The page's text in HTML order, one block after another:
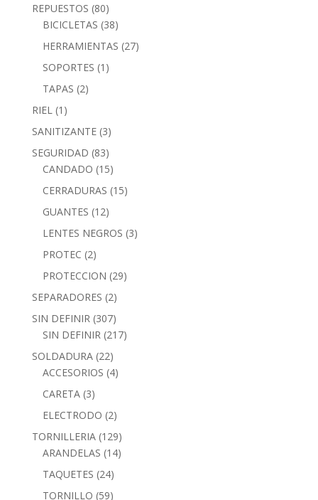
REPUESTOS (80)
BICICLETAS (38)
HERRAMIENTAS (27)
SOPORTES (1)
TAPAS (2)
RIEL (1)
SANITIZANTE (3)
SEGURIDAD (83)
CANDADO (15)
CERRADURAS (15)
GUANTES (12)
LENTES NEGROS (3)
PROTEC (2)
PROTECCION (29)
SEPARADORES (2)
SIN DEFINIR (307)
SIN DEFINIR (217)
SOLDADURA (22)
ACCESORIOS (4)
CARETA (3)
ELECTRODO (2)
TORNILLERIA (129)
ARANDELAS (14)
TAQUETES (24)
TORNILLO (59)